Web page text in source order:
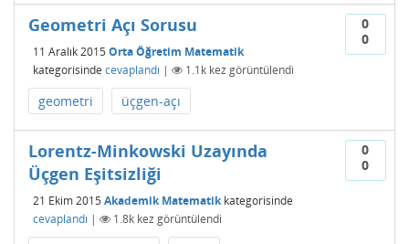
0
0
Geometri Açı Sorusu
11 Aralık 2015 Orta Öğretim Matematik
kategorisinde cevaplandı | 1.1k kez görüntülendi
geometri üçgen-açı
0
0
Lorentz-Minkowski Uzayında
Üçgen Eşitsizliği
21 Ekim 2015 Akademik Matematikkategorisinde
cevaplandı | 1.8k kez görüntülendi